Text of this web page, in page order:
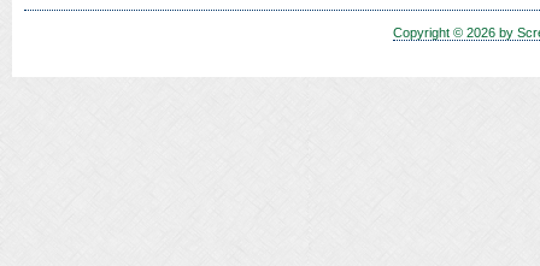
Copyright © 2026 by